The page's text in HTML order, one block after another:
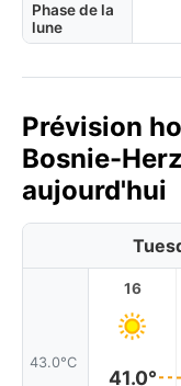
Phase de la
lune
Prévision
Bosnie-
aujourd'hui
43.0°C
16
41.0°